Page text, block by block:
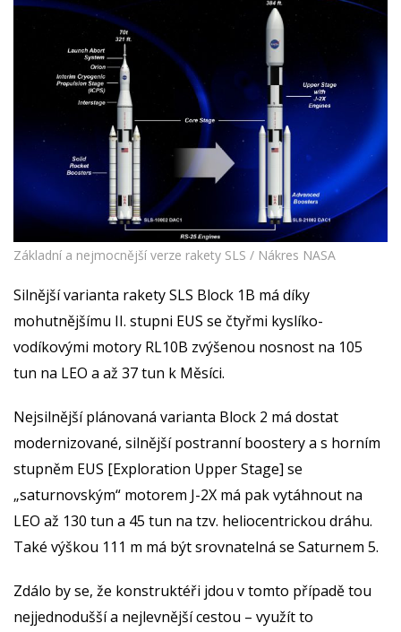
Základní a nejmocnější verze rakety SLS / Nákres NASA
Silnější varianta rakety SLS Block 1B má díky
mohutnějšímu II. stupni EUS se čtyřmi kyslíko-
vodíkovými motory RL10B zvýšenou nosnost na 105
tun na LEO a až 37 tun k Měsíci.
Nejsilnější plánovaná varianta Block 2 má dostat
modernizované, silnější postranní boostery a s horním
stupněm EUS [Exploration Upper Stage] se
„saturnovským“ motorem J-2X má pak vytáhnout na
LEO až 130 tun a 45 tun na tzv. heliocentrickou dráhu.
Také výškou 111 m má být srovnatelná se Saturnem 5.
Zdálo by se, že konstruktéři jdou v tomto případě tou
nejjednodušší a nejlevnější cestou – využít to